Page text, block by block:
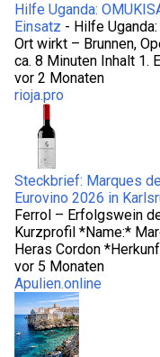
Wandern Basilikata
Zigarettenmarken
Hilfe Uganda:
Einsatz - Hilfe
Ort wirkt – Brunnen,
ca. 8 Minuten Inhalt 1.
vor 2 Monaten
rioja.pro
Steckbrief: Marques
Eurovino 2026 in
Ferrol – Erfolgswein
Kurzprofil *Name:*
Heras Cordon
vor 5 Monaten
Apulien.online